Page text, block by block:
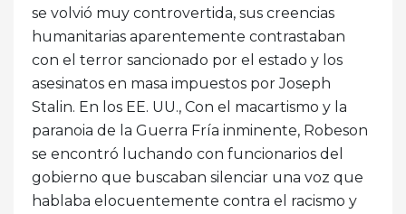
se volvió muy controvertida, sus creencias
humanitarias aparentemente contrastaban
con el terror sancionado por el estado y los
asesinatos en masa impuestos por Joseph
Stalin. En los EE. UU., Con el macartismo y la
paranoia de la Guerra Fría inminente, Robeson
se encontró luchando con funcionarios del
gobierno que buscaban silenciar una voz que
hablaba elocuentemente contra el racismo y